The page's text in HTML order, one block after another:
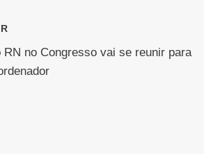
RN no Congresso vai se reunir para